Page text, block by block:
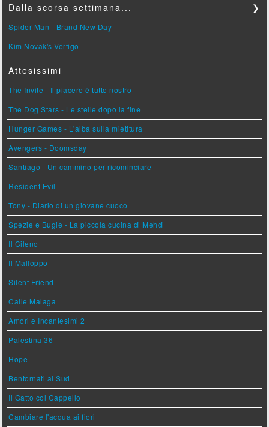
Dalla scorsa settimana... ❯
Spider-Man - Brand New Day
Kim Novak's Vertigo
Attesissimi
The Invite - Il piacere è tutto nostro
The Dog Stars - Le stelle dopo la fine
Hunger Games - L'alba sulla mietitura
Avengers - Doomsday
Santiago - Un cammino per ricominciare
Resident Evil
Tony - Diario di un giovane cuoco
Spezie e Bugie - La piccola cucina di Mehdi
Il Cileno
Il Malloppo
Silent Friend
Calle Malaga
Amori e Incantesimi 2
Palestina 36
Hope
Bentornati al Sud
Il Gatto col Cappello
Cambiare l'acqua ai fiori